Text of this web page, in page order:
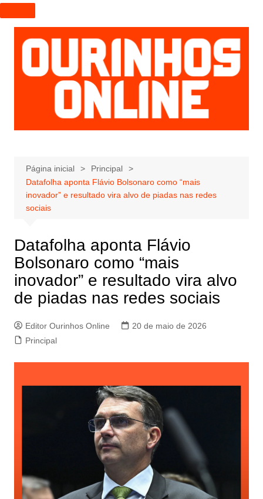
I
r
p
a
r
a
e
ú
d
o
Página inicial
Principal
Datafolha aponta Flávio Bolsonaro como “mais
inovador” e resultado vira alvo de piadas nas redes
sociais
Datafolha aponta Flávio
Bolsonaro como “mais
inovador” e resultado vira alvo
de piadas nas redes sociais
Editor Ourinhos Online
20 de maio de 2026
Principal